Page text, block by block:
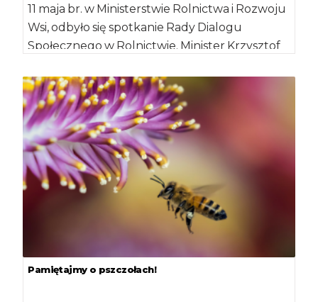
11 maja br. w Ministerstwie Rolnictwa i Rozwoju
Wsi, odbyło się spotkanie Rady Dialogu
Społecznego w Rolnictwie. Minister Krzysztof
Pamiętajmy o pszczołach!